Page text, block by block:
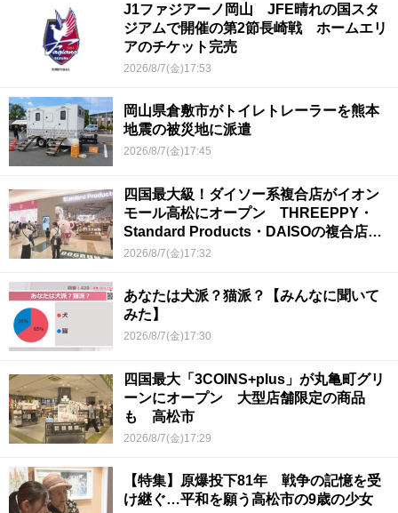
J1ファジアーノ岡山 JFE晴れの国スタ
ジアムで開催の第2節長崎戦 ホームエリ
アのチケット完売
2026/8/7(金)17:53
岡山県倉敷市がトイレトレーラーを熊本
地震の被災地に派遣
2026/8/7(金)17:45
四国最大級！ダイソー系複合店がイオン
モール高松にオープン THREEPPY・
Standard Products・DAISOの複合店は
香川県初
2026/8/7(金)17:32
あなたは犬派？猫派？【みんなに聞いて
みた】
2026/8/7(金)17:30
四国最大「3COINS+plus」が丸亀町グリ
ーンにオープン 大型店舗限定の商品
も 高松市
2026/8/7(金)17:29
【特集】原爆投下81年 戦争の記憶を受
け継ぐ…平和を願う高松市の9歳の少女